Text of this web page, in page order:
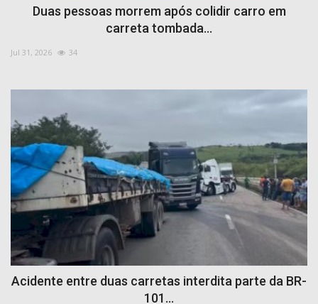
Duas pessoas morrem após colidir carro em
carreta tombada...
Jul 31, 2026 34
Acidente entre duas carretas interdita parte da BR-
101...